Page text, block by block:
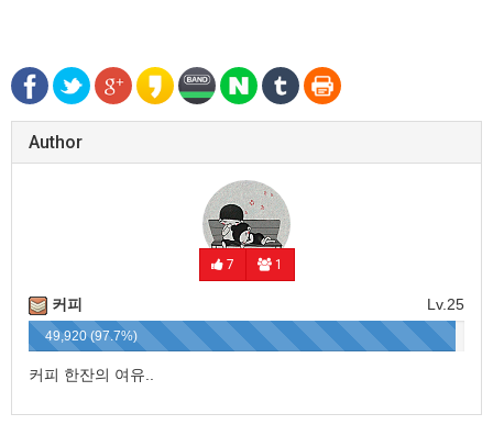
Author
7 1
Lv.25
커피
49,920 (97.7%)
커피 한잔의 여유..